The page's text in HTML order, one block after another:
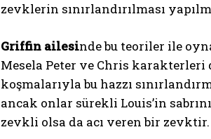
zevklerin sınırlandırılması
Griffin ailesinde bu teoriler ile
Mesela Peter ve Chris
koşmalarıyla bu hazzı
ancak onlar sürekli Louis’in
zevkli olsa da acı veren bir zevktir.